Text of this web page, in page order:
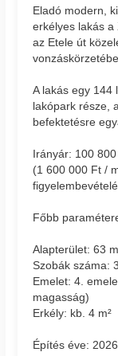
Eladó modern,
erkélyes lakás
az Etele út
A lakás egy 144
lakópark része,
befektetésre
Irányár: 100
(1 600 000 Ft /
Főbb
Alapterület: 63
Szobák száma: 3
Emelet: 4.
magasság)
Erkély: kb. 4 m²
Építés éve: 2026